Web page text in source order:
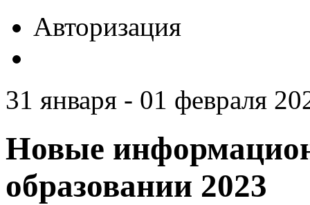
Авторизация
31 января - 01 февраля
Новые
образовании 2023